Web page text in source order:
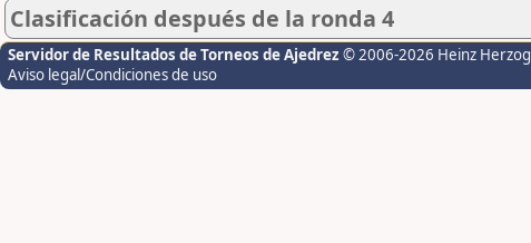
Clasificación después de la ronda 4
Servidor de Resultados de Torneos de Ajedrez © 2006-2026 Heinz Herzog
Aviso legal/Condiciones de uso